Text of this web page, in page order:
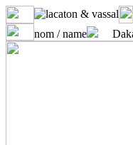
nom / name